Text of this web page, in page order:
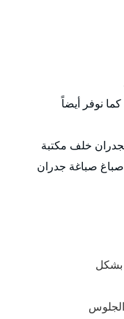
كما نوفر أيضاً
خلف مكتبة
صباغة جدران
بشكل
الجلوس